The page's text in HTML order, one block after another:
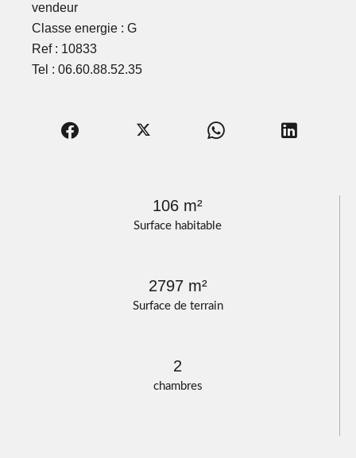
Surface habitable
106 m²
Surface de terrain
2797 m²
chambres
2
vendeur
Classe energie : G
Ref : 10833
Tel : 06.60.88.52.35